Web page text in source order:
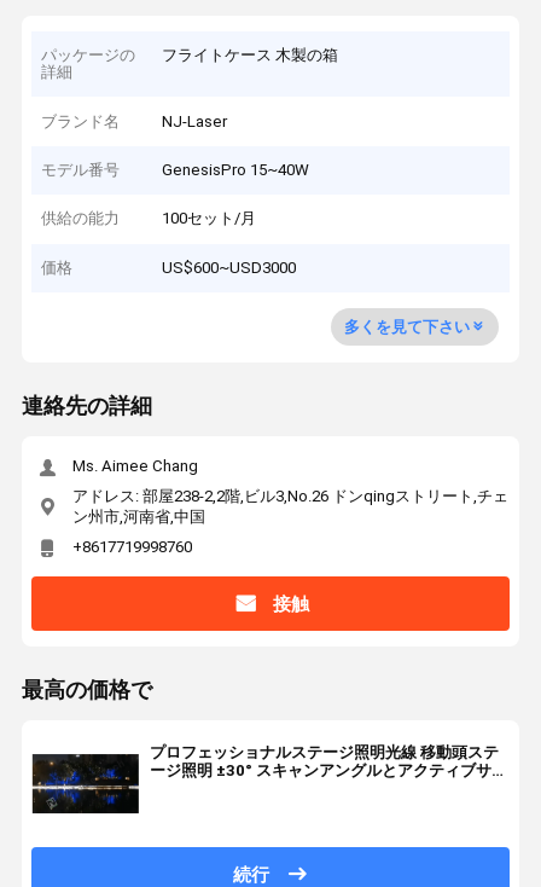
パッケージの
詳細
フライトケース 木製の箱
ブランド名 NJ-Laser
モデル番号 GenesisPro 15~40W
供給の能力 100セット/月
価格 US$600~USD3000
多くを見て下さい
連絡先の詳細
Ms. Aimee Chang
アドレス: 部屋238-2,2階,ビル3,No.26 ドンqingストリート,チェ
ン州市,河南省,中国
+8617719998760
接触
最高の価格で
プロフェッショナルステージ照明光線 移動頭ステ
ージ照明 ±30° スキャンアングルとアクティブサウ
続行